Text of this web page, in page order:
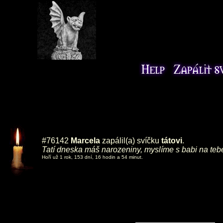
#76142 Marcela zapálil(a) svíčku tátovi.
Tatí dneska máš narozeniny, myslíme s babi na
Hoří už 1 rok, 153 dní, 16 hodin a 54 minut.